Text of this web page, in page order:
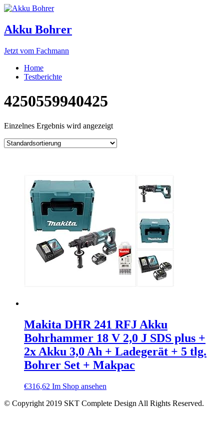
Akku Bohrer
Jetzt vom Fachmann
Home
Testberichte
4250559940425
Einzelnes Ergebnis wird angezeigt
Makita DHR 241 RFJ Akku
Bohrhammer 18 V 2,0 J SDS plus +
2x Akku 3,0 Ah + Ladegerät + 5 tlg.
Bohrer Set + Makpac
€316,62 Im Shop ansehen
© Copyright 2019 SKT Complete Design All Rights Reserved.